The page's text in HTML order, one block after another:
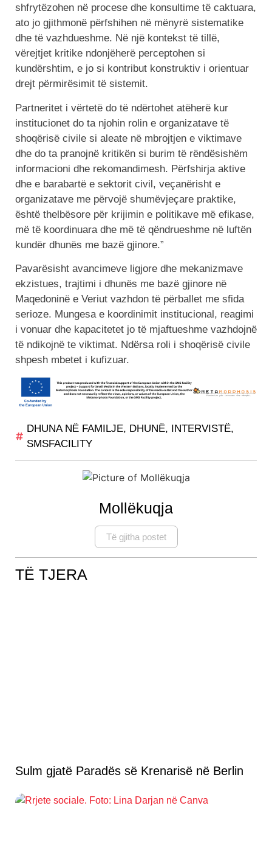
shfrytëzohen në procese dhe konsultime të caktuara,
ato jo gjithmonë përfshihen në mënyrë sistematike
dhe të vazhdueshme. Në një kontekst të tillë,
vërejtjet kritike ndonjëherë perceptohen si
kundërshtim, e jo si kontribut konstruktiv i orientuar
drejt përmirësimit të sistemit.
Partneritet i vërtetë do të ndërtohet atëherë kur
institucionet do ta njohin rolin e organizatave të
shoqërisë civile si aleate në mbrojtjen e viktimave
dhe do ta pranojnë kritikën si burim të rëndësishëm
informacioni dhe rekomandimesh. Përfshirja aktive
dhe e barabartë e sektorit civil, veçanërisht e
organizatave me përvojë shumëvjeçare praktike,
është thelbësore për krijimin e politikave më efikase,
më të koordinuara dhe më të qëndrueshme në luftën
kundër dhunës me bazë gjinore.”
Pavarësisht avancimeve ligjore dhe mekanizmave
ekzistues, trajtimi i dhunës me bazë gjinore në
Maqedoninë e Veriut vazhdon të përballet me sfida
serioze. Mungesa e koordinimit institucional, reagimi
i vonuar dhe kapacitetet jo të mjaftueshme vazhdojnë
të ndikojnë te viktimat. Ndërsa roli i shoqërisë civile
shpesh mbetet i kufizuar.
DHUNA NË FAMILJE, DHUNË, INTERVISTË,
SMSFACILITY
Mollëkuqja
Të gjitha postet
TË TJERA
Sulm gjatë Paradës së Krenarisë në Berlin